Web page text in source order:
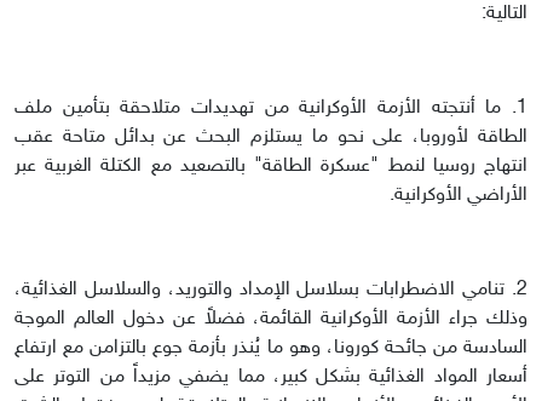
التالية:
1. ما أنتجته الأزمة الأوكرانية من تهديدات متلاحقة بتأمين ملف
الطاقة لأوروبا، على نحو ما يستلزم البحث عن بدائل متاحة عقب
انتهاج روسيا لنمط "عسكرة الطاقة" بالتصعيد مع الكتلة الغربية عبر
الأراضي الأوكرانية.
2. تنامي الاضطرابات بسلاسل الإمداد والتوريد، والسلاسل الغذائية،
وذلك جراء الأزمة الأوكرانية القائمة، فضلاً عن دخول العالم الموجة
السادسة من جائحة كورونا، وهو ما يُنذر بأزمة جوع بالتزامن مع ارتفاع
أسعار المواد الغذائية بشكل كبير، مما يضفي مزيداً من التوتر على